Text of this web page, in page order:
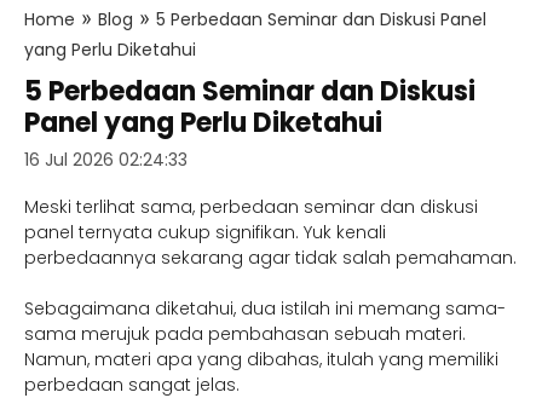
Home » Blog » 5 Perbedaan Seminar dan Diskusi Panel
yang Perlu Diketahui
5 Perbedaan Seminar dan Diskusi
Panel yang Perlu Diketahui
16 Jul 2026 02:24:33
Meski terlihat sama, perbedaan seminar dan diskusi
panel ternyata cukup signifikan. Yuk kenali
perbedaannya sekarang agar tidak salah pemahaman.
Sebagaimana diketahui, dua istilah ini memang sama-
sama merujuk pada pembahasan sebuah materi.
Namun, materi apa yang dibahas, itulah yang memiliki
perbedaan sangat jelas.